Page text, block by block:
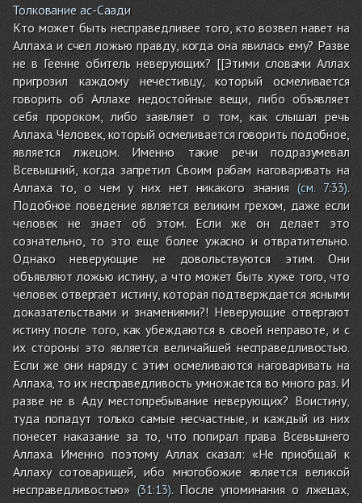
Толкование ас-Саади
Кто может быть несправедливее того, кто возвел навет на
Аллаха и счел ложью правду, когда она явилась ему? Разве
не в Геенне обитель неверующих? [[Этими словами Аллах
пригрозил каждому нечестивцу, который осмеливается
говорить об Аллахе недостойные вещи, либо объявляет
себя пророком, либо заявляет о том, как слышал речь
Аллаха. Человек, который осмеливается говорить подобное,
является лжецом. Именно такие речи подразумевал
Всевышний, когда запретил Своим рабам наговаривать на
Аллаха то, о чем у них нет никакого знания (см. 7:33).
Подобное поведение является великим грехом, даже если
человек не знает об этом. Если же он делает это
сознательно, то это еще более ужасно и отвратительно.
Однако неверующие не довольствуются этим. Они
объявляют ложью истину, а что может быть хуже того, что
человек отвергает истину, которая подтверждается ясными
доказательствами и знамениями?! Неверующие отвергают
истину после того, как убеждаются в своей неправоте, и с
их стороны это является величайшей несправедливостью.
Если же они наряду с этим осмеливаются наговаривать на
Аллаха, то их несправедливость умножается во много раз. И
разве не в Аду местопребывание неверующих? Воистину,
туда попадут только самые несчастные, и каждый из них
понесет наказание за то, что попирал права Всевышнего
Аллаха. Именно поэтому Аллах сказал: «Не приобщай к
Аллаху сотоварищей, ибо многобожие является великой
несправедливостью» (31:13). После упоминания о лжецах,